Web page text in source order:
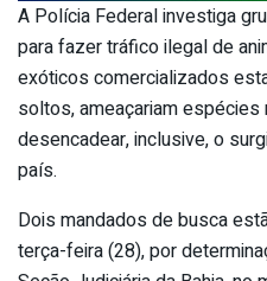
A Polícia Federal investiga
para fazer tráfico ilegal de
exóticos comercializados
soltos, ameaçariam espécies
desencadear, inclusive, o
país.
Dois mandados de busca
terça-feira (28), por